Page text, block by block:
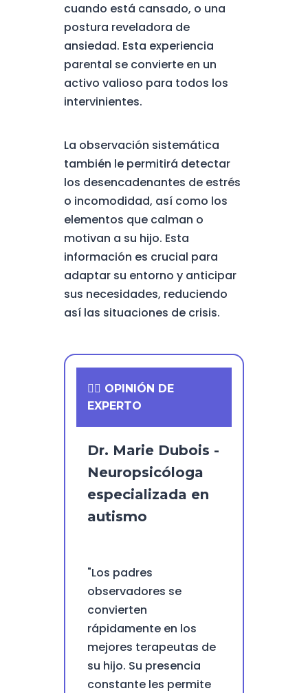
cuando está cansado, o una
postura reveladora de
ansiedad. Esta experiencia
parental se convierte en un
activo valioso para todos los
intervinientes.
La observación sistemática
también le permitirá detectar
los desencadenantes de estrés
o incomodidad, así como los
elementos que calman o
motivan a su hijo. Esta
información es crucial para
adaptar su entorno y anticipar
sus necesidades, reduciendo
así las situaciones de crisis.
👨‍⚕️ OPINIÓN DE
EXPERTO
Dr. Marie Dubois -
Neuropsicóloga
especializada en
autismo
"Los padres
observadores se
convierten
rápidamente en los
mejores terapeutas de
su hijo. Su presencia
constante les permite